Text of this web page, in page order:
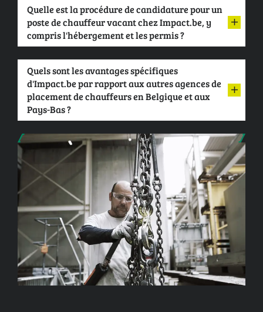
Quelle est la procédure de candidature pour un
poste de chauffeur vacant chez Impact.be, y
compris l'hébergement et les permis ?
Quels sont les avantages spécifiques
d'Impact.be par rapport aux autres agences de
placement de chauffeurs en Belgique et aux
Pays-Bas ?